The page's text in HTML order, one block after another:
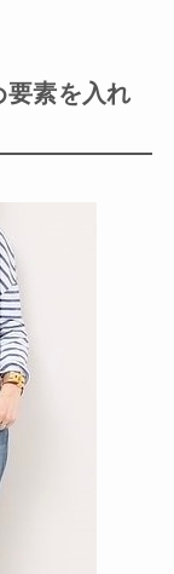
要素を入れ